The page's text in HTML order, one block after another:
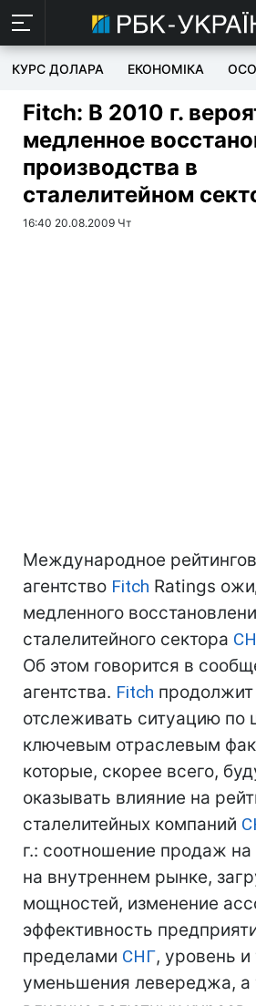
КУРС ДОЛАРА ЕКОНОМІКА
Fitch: В 2010 г.
медленное
производства в
сталелитейном
16:40 20.08.2009 Чт
Международное
агентство Fitch Ratings
медленного
сталелитейного сектора
Об этом говорится в
агентства. Fitch продолжит
отслеживать ситуацию по
ключевым отраслевым
которые, скорее всего,
оказывать влияние на
сталелитейных компаний
г.: соотношение продаж на
на внутреннем рынке,
мощностей, изменение
эффективность
пределами СНГ, уровень
уменьшения левереджа, а